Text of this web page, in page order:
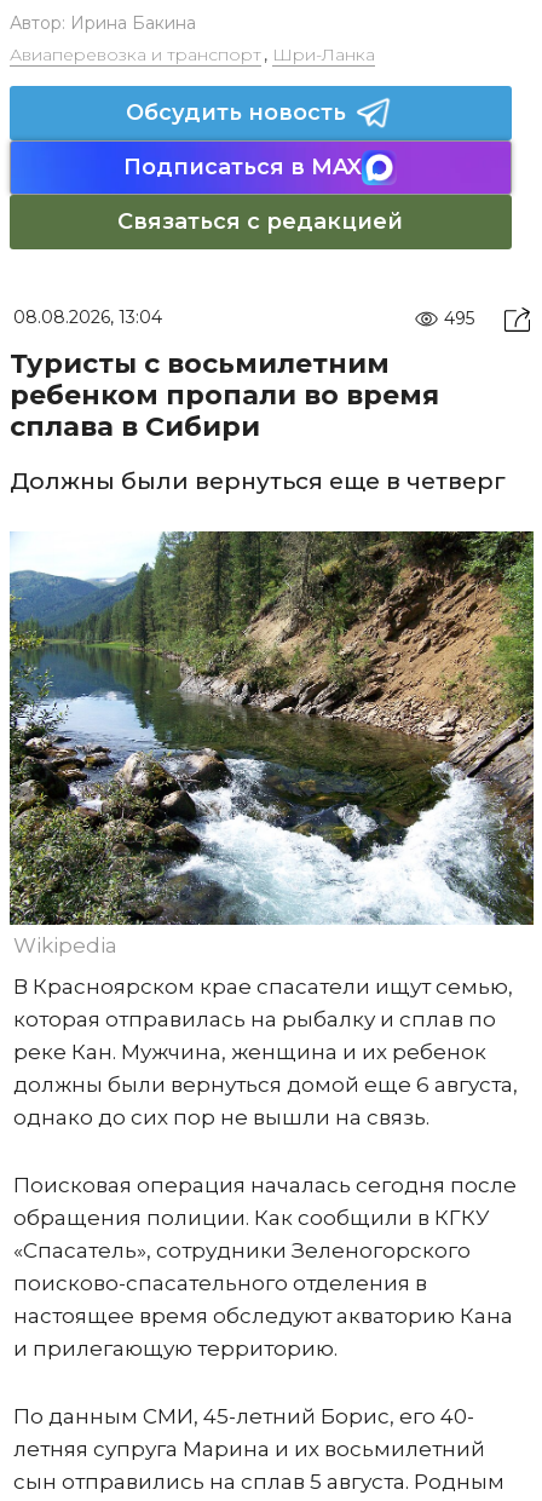
Автор: Ирина Бакина
Авиаперевозка и транспорт, Шри-Ланка
Обсудить новость
Подписаться в MAX
Связаться с редакцией
08.08.2026, 13:04 495
Туристы с восьмилетним
ребенком пропали во время
сплава в Сибири
Должны были вернуться еще в четверг
Wikipedia
В Красноярском крае спасатели ищут семью,
которая отправилась на рыбалку и сплав по
реке Кан. Мужчина, женщина и их ребенок
должны были вернуться домой еще 6 августа,
однако до сих пор не вышли на связь.
Поисковая операция началась сегодня после
обращения полиции. Как сообщили в КГКУ
«Спасатель», сотрудники Зеленогорского
поисково-спасательного отделения в
настоящее время обследуют акваторию Кана
и прилегающую территорию.
По данным СМИ, 45-летний Борис, его 40-
летняя супруга Марина и их восьмилетний
сын отправились на сплав 5 августа. Родным